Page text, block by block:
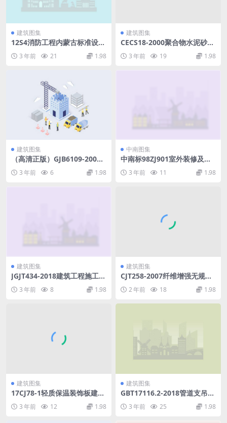
建筑图集
12S4消防工程内蒙古标准设计
45b9ba3d4e686.pdf
3 年前 21 1.98
建筑图集
CECS18-2000聚合物水泥砂浆
3 年前 19 1.98
建筑图集
（高清正版）GJB6109-2007.
3 年前 6 1.98
中南图集
中南标98ZJ901室外装修及配
3 年前 11 1.98
建筑图集
JGJT434-2018建筑工程施工现
场监管信息系统技术标准.pdf
3 年前 8 1.98
建筑图集
CJT258-2007纤维增强无规共
2 年前 18 1.98
建筑图集
17CJ78-1轻质保温装饰板建筑
3 年前 12 1.98
建筑图集
GBT17116.2-2018管道支吊架
MB).pdf
3 年前 25 1.98